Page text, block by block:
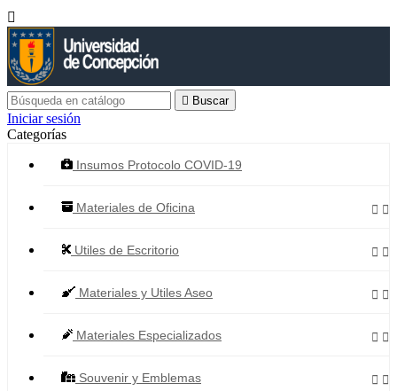

 Buscar
Iniciar sesión
Categorías
Insumos Protocolo COVID-19
Materiales de Oficina  
Utiles de Escritorio  
Materiales y Utiles Aseo  
Materiales Especializados  
Souvenir y Emblemas  